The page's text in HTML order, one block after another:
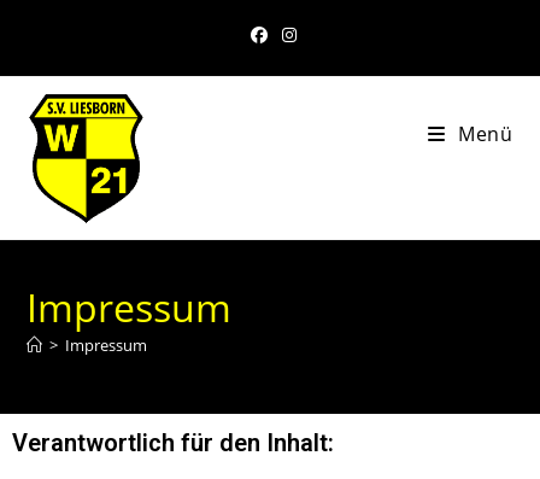
Menü
Impressum
> Impressum
Verantwortlich für den Inhalt: